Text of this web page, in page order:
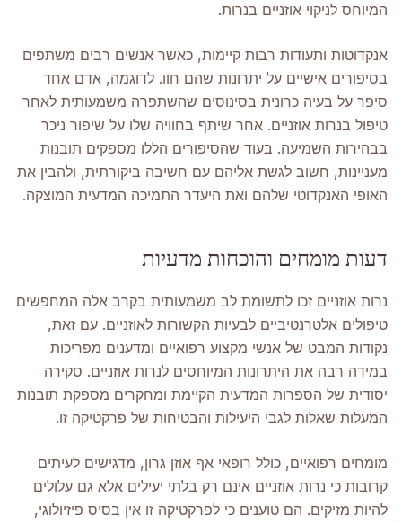
המיוחס לניקוי אוזניים בנרות.
אנקדוטות ותעודות רבות קיימות, כאשר אנשים רבים משתפים
בסיפורים אישיים על יתרונות שהם חוו. לדוגמה, אדם אחד
סיפר על בעיה כרונית בסינוסים שהשתפרה משמעותית לאחר
טיפול בנרות אוזניים. אחר שיתף בחוויה שלו על שיפור ניכר
בבהירות השמיעה. בעוד שהסיפורים הללו מספקים תובנות
מעניינות, חשוב לגשת אליהם עם חשיבה ביקורתית, ולהבין את
האופי האנקדוטי שלהם ואת היעדר התמיכה המדעית המוצקה.
דעות מומחים והוכחות מדעיות
נרות אוזניים זכו לתשומת לב משמעותית בקרב אלה המחפשים
טיפולים אלטרנטיביים לבעיות הקשורות לאוזניים. עם זאת,
נקודות המבט של אנשי מקצוע רפואיים ומדענים מפריכות
במידה רבה את היתרונות המיוחסים לנרות אוזניים. סקירה
יסודית של הספרות המדעית הקיימת ומחקרים מספקת תובנות
המעלות שאלות לגבי היעילות והבטיחות של פרקטיקה זו.
מומחים רפואיים, כולל רופאי אף אוזן גרון, מדגישים לעיתים
קרובות כי נרות אוזניים אינם רק בלתי יעילים אלא גם עלולים
להיות מזיקים. הם טוענים כי לפרקטיקה זו אין בסיס פיזיולוגי,